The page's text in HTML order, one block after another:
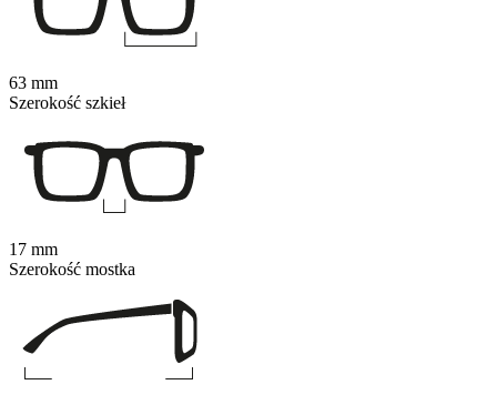
63 mm
Szerokość szkieł
17 mm
Szerokość mostka